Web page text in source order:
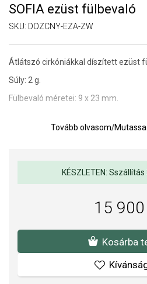
SOFIA ezüst fülbevaló
SKU: DOZCNY-EZA-ZW
Átlátszó cirkóniákkal díszített ezüst
Súly: 2 g.
Fülbevaló méretei: 9 x 23 mm.
Az anyagok és a kivitelezés
Tovább olvasom/
KÉSZLETEN:
15
Kosárba